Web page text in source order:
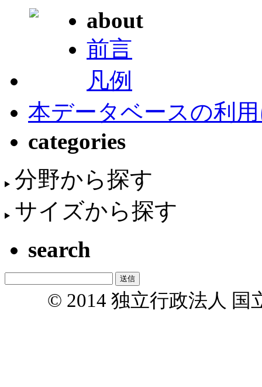
about
前言
凡例
本データベースの利
categories
分野から探す
サイズから探す
search
© 2014 独立行政法人 国